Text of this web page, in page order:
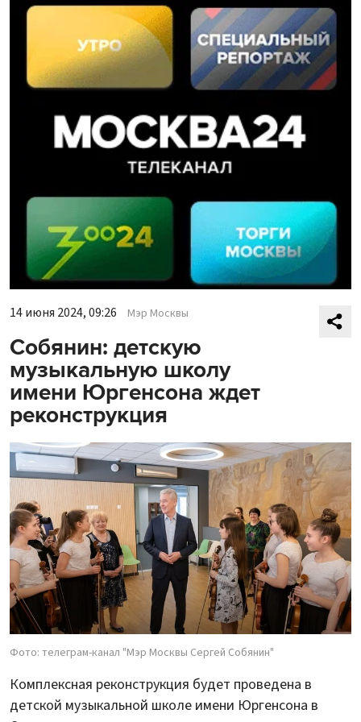
14 июня 2024, 09:26 Мэр Москвы
Собянин: детскую
музыкальную школу
имени Юргенсона ждет
реконструкция
Фото: телеграм-канал "Мэр Москвы Сергей Собянин"
Комплексная реконструкция будет проведена в
детской музыкальной школе имени Юргенсона в